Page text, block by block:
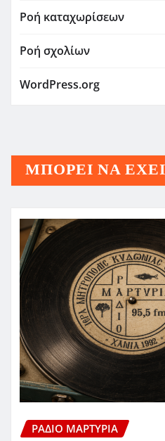
Ροή καταχωρίσεων
Ροή σχολίων
WordPress.org
ΜΠΟΡΕΙ ΝΑ
ΡΆΔΙΟ ΜΑΡΤΥΡΊΑ